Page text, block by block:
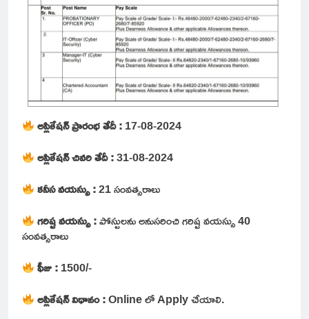
అప్లికేషన్ ప్రారంభ తేదీ :17-08-2024
అప్లికేషన్ చివరి తేదీ :31-08-2024
కనీస వయస్సు :21 సంవత్సరాలు
గరిష్ట వయస్సు :పోస్టులను అనుసరించి గరిష్ట వయస్సు 40
సంవత్సరాలు
ఫీజు :1500/-
అప్లికేషన్ విధానం :Online లో Apply చేయాలి.